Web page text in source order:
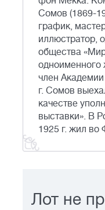
Сомов (1869-
график,
иллюстратор,
общества
одноименного
член
г. Сомов
качестве
выставки». В
1925 г. жил во
Лот не